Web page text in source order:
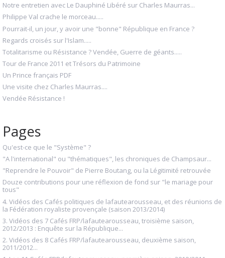
Notre entretien avec Le Dauphiné Libéré sur Charles Maurras...
Philippe Val crache le morceau.....
Pourrait-il, un jour, y avoir une "bonne" République en France ?
Regards croisés sur l'Islam.....
Totalitarisme ou Résistance ? Vendée, Guerre de géants.....
Tour de France 2011 et Trésors du Patrimoine
Un Prince français PDF
Une visite chez Charles Maurras....
Vendée Résistance !
Pages
Qu'est-ce que le "Système" ?
"A l'international" ou "thématiques", les chroniques de Champsaur...
"Reprendre le Pouvoir" de Pierre Boutang, ou la Légitimité retrouvée
Douze contributions pour une réflexion de fond sur "le mariage pour
tous"
4. Vidéos des Cafés politiques de lafautearousseau, et des réunions de
la Fédération royaliste provençale (saison 2013/2014)
3. Vidéos des 7 Cafés FRP/lafautearousseau, troisième saison,
2012/2013 : Enquête sur la République...
2. Vidéos des 8 Cafés FRP/lafautearousseau, deuxième saison,
2011/2012...